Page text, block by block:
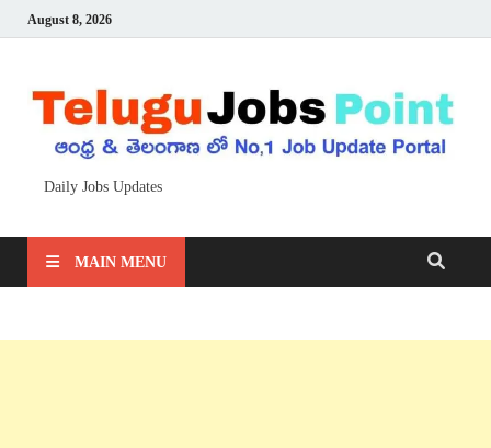
August 8, 2026
Daily Jobs Updates
MAIN MENU